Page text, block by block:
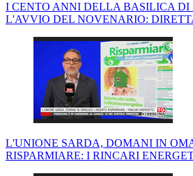
I CENTO ANNI DELLA BASILICA
L'AVVIO DEL NOVENARIO:
L'UNIONE SARDA, DOMANI IN
RISPARMIARE: I RINCARI